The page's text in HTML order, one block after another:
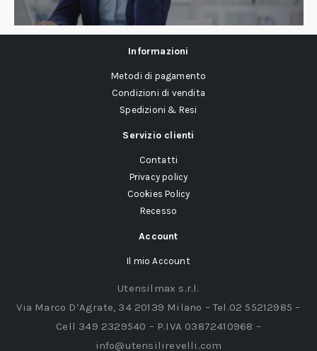
Informazioni
Metodi di pagamento
Condizioni di vendita
Spedizioni & Resi
Servizio clienti
Contatti
Privacy policy
Cookies Policy
Recesso
Account
Il mio Account
Utensilmax s.r.l.
Via Marco D’Agrate, 34 20139 Milano – Tel.02 55212985 –
Cell 349 2329540 – P.IVA 03872410968 –
info@utensilirevelli.com